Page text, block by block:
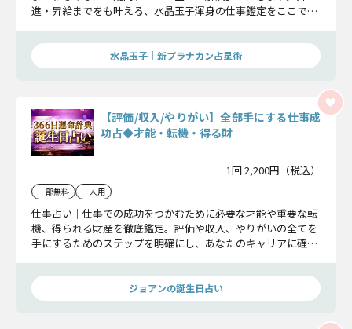
進・昇給までをも叶える、水晶玉子渾身の仕事鑑定をここでお
ださい。
水晶玉子｜新プラナカン占星術
【評価/収入/やりがい】全部手にする仕事成
功占◆才能・転機・得る財
1回 2,200円（税込）
一部無料 一人用
仕事占い｜仕事での成功をつかむために必要な才能や重要な転
機、得られる財産を徹底鑑定。評価や収入、やりがいの全てを
手にするためのステップを明確にし、あなたのキャリアに確実
ジョアンの誕生日占い